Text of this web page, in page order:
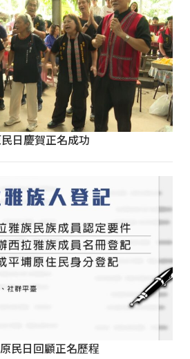
日慶賀正名成功
民日回顧正名歷程